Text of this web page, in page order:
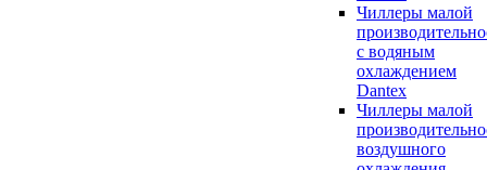
Чиллеры малой
с водяным
охлаждением
Dantex
Чиллеры малой
воздушного